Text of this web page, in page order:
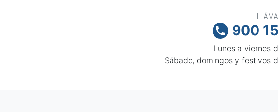
 900
Lunes a viernes
Sábado, domingos y festivos